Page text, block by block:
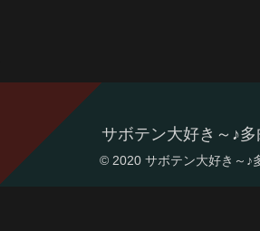
サボテン大好き～♪
© 2020 サボテン大好き～♪